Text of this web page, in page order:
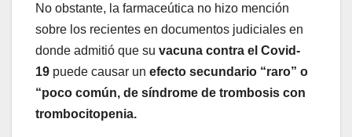
No obstante, la farmaceútica no hizo mención
sobre los recientes en documentos judiciales en
donde admitió que su vacuna contra el Covid-
19 puede causar un efecto secundario “raro” o
“poco común, de síndrome de trombosis con
trombocitopenia.